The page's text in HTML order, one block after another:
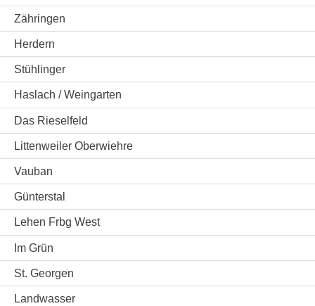
Zähringen
Herdern
Stühlinger
Haslach / Weingarten
Das Rieselfeld
Littenweiler Oberwiehre
Vauban
Günterstal
Lehen Frbg West
Im Grün
St. Georgen
Landwasser